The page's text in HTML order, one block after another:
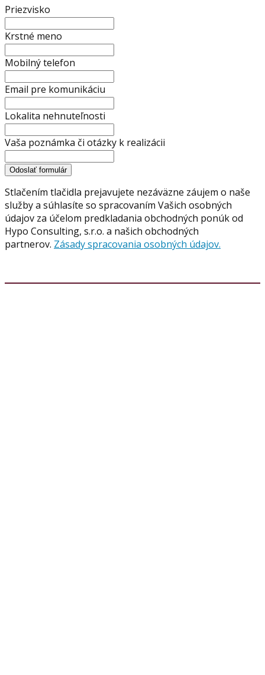
Priezvisko
Krstné meno
Mobilný telefon
Email pre komunikáciu
Lokalita nehnuteľnosti
Vaša poznámka či otázky k realizácii
Odoslať formulár
Stlačením tlačidla prejavujete nezáväzne záujem o naše
služby a súhlasíte so spracovaním Vašich osobných
údajov za účelom predkladania obchodných ponúk od
Hypo Consulting, s.r.o. a našich obchodných
partnerov. Zásady spracovania osobných údajov.